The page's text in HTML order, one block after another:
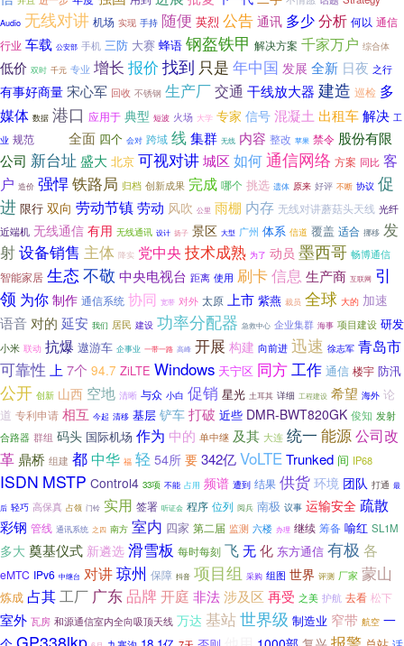
Audio 无线对讲 机场 实现 手持 随便 英烈 公告 通讯 多少分析 何以 通信
行业 车载 公安部 手机 三防 大赛 蜂语 钢盔铁甲 解决方案 千家万户 综合体
低价 双时 千元 专业 增长 报价 找到 只是 年中国 发展 全新 日夜 之行
有事好商量 宋心军 回收 不锈钢 生产厂交通 干线放大器 建造 巡检 多
媒体 数据 港口 应用于 典型 短波 火场 大学 专家 信号 混凝土 出租车解决 工
业 规范 全面 四个 会对 跨域 线集群 无线 内容 整改 苹果 禁令 股份有限
公司 新台址 盛大 北京 可视对讲城区 如何通信网络 方案 同比 客
户 造价 强悍铁路局 归档 创新成果 完成 哪个 挑选 遗体 原来 好评 不断 协议 促
进 限行 双向 劳动节镇劳动 风吹 公里 雨棚 内存 无线对讲蘑菇头天线 光纤
近端机 无线通信 有用 无线通讯 设计 扬子 景区 大型 广州 体系 信道 覆盖 适合 挪移 发
射设备销售 主体 降实 党中央 技术成熟 为了 动员 墨西哥 畅博通信
智能家居 生态 不敬 中央电视台 距离 使用 刷卡信息 生产商 互联网 引
领 为你 制作 通信系统 协同 宽带 对外 太原 上市 紫燕 裁员 全球 大的 加速
语音 对的 延安 我们 居民 建设 功率分配器 急救中心 企业集群 海事 项目建设 研发
小米 联动 抗爆 遨游车 企事业 一带一路 高峰 开展 构建 向前进 迅速 徐志军 青岛市
可靠性 上 7个 94.7 ZiLTE Windows 天宁区 同方工作 通信 楼宇 防汛
公开 创新 山西 空地 清晰 与众 小白 促销 星光 土耳其 详细 工程建设 希望 海外 论
道 专利申请 相互 今起 清移 基层 铲车 打破 近些 DMR-BWT820GK 俊知 发射
合路器 群组 码头 国际机场 作为 中的 单中继 及其 大连 统一 能源公司改
革 鼎桥 组建 都中华 福 轻 54所 要 342亿VoLTETrunked 间 IP68
ISDN MSTP Control4 33项 不能 占用 频谱 遭到 结果 供货 环境 团队 打通 最
后 轻巧 高保真 占领 门铃 实用 签署 听证会 程序 位列 阅兵 南极 议事 运输安全疏散
彩钢 管线 通讯系统 之四 南方 室内 四家 第二届 监测 六楼 办理 继续 筹备 喻红 SL1M
多大 奠基仪式 新遴选 滑雪板 每时每刻 飞无化 东方通信 有极 各
eMTC IPv6 中继台 对讲琼州 保障 抖音 项目组 采购 组图 世界 评测 厂家 蒙山
炼成 占其 工厂 广东 品牌 开庭 非法涉及区 再受 之美 护航 去看 松下
室外 瓦房 和源通信室内全向吸顶天线 万达 基站世界级 制造业 窄带 航空 一